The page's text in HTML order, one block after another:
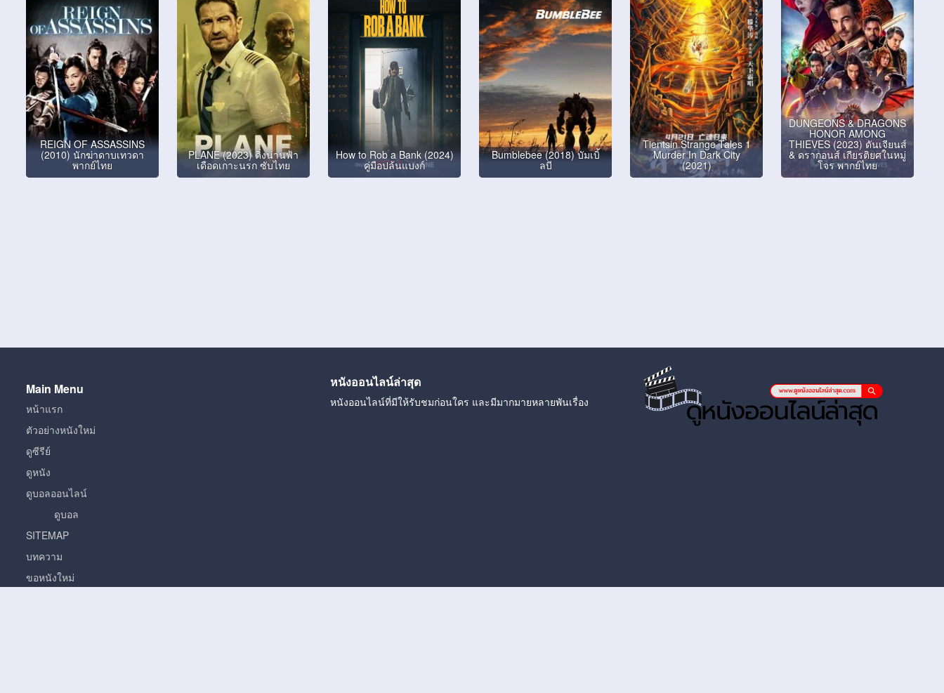
REIGN OF ASSASSINS
(2010) นักฆ่าดาบเทวดา
พากย์ไทย
PLANE (2023) ดิ่งน่านฟ้า
เดือดเกาะนรก ซับไทย
How to Rob a Bank (2024)
คู่มือปล้นแบงก์
Bumblebee (2018) บัมเบิ้
ลบี
Tientsin Strange Tales 1
Murder In Dark City
(2021)
DUNGEONS & DRAGONS
HONOR AMONG
THIEVES (2023) ดันเจียนส์
& ดรากอนส์ เกียรติยศในหมู่
โจร พากย์ไทย
Main Menu
หน้าแรก
ตัวอย่างหนังใหม่
ดูซีรีย์
ดูหนัง
ดูบอลออนไลน์
ดูบอล
SITEMAP
บทความ
ขอหนังใหม่
หนังออนไลน์ล่าสุด
หนังออนไลน์ที่มีให้รับชมก่อนใคร และมีมากมายหลายพันเรื่อง